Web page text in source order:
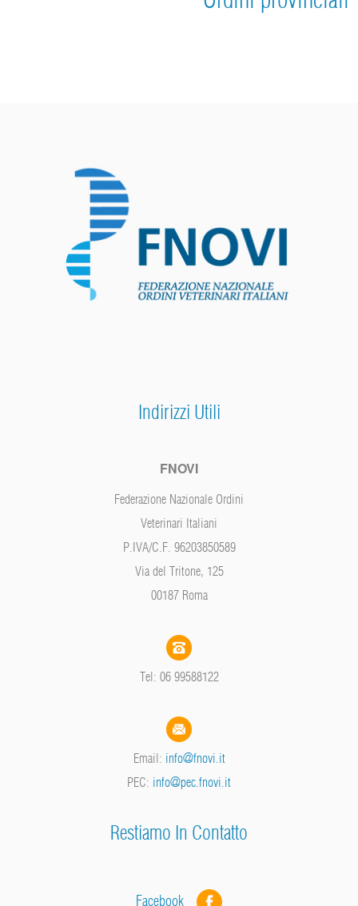
Indirizzi Utili
FNOVI
Federazione Nazionale Ordini
Veterinari Italiani
P.IVA/C.F. 96203850589
Via del Tritone, 125
00187 Roma
Tel: 06 99588122
Email: info@fnovi.it
PEC: info@pec.fnovi.it
Restiamo In Contatto
Facebook